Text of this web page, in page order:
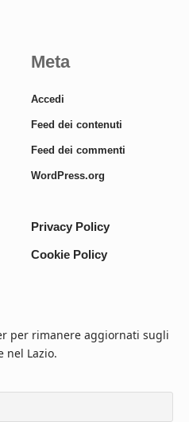
Meta
Accedi
Feed dei contenuti
Feed dei commenti
WordPress.org
Privacy Policy
Cookie Policy
per rimanere aggiornati sugli
nel Lazio.